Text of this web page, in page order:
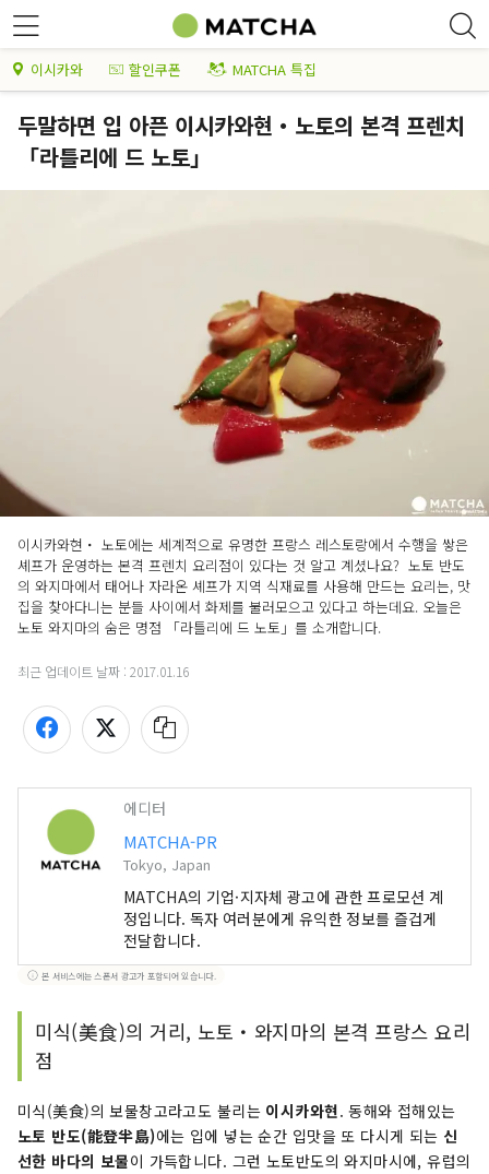
이시카와 할인쿠폰 MATCHA 특집
두말하면 입 아픈 이시카와현・노토의 본격 프렌치
「라틀리에 드 노토」
이시카와현・ 노토에는 세계적으로 유명한 프랑스 레스토랑에서 수행을 쌓은
셰프가 운영하는 본격 프렌치 요리점이 있다는 것 알고 계셨나요?  노토 반도
의 와지마에서 태어나 자라온 셰프가 지역 식재료를 사용해 만드는 요리는, 맛
집을 찾아다니는 분들 사이에서 화제를 불러모으고 있다고 하는데요. 오늘은
노토 와지마의 숨은 명점 「라틀리에 드 노토」를 소개합니다.
최근 업데이트 날짜 : 2017.01.16
에디터
MATCHA-PR
Tokyo, Japan
MATCHA의 기업·지자체 광고에 관한 프로모션 계
정입니다. 독자 여러분에게 유익한 정보를 즐겁게
전달합니다.
본 서비스에는 스폰서 광고가 포함되어 있습니다.
미식(美食)의 거리, 노토・와지마의 본격 프랑스 요리
점
미식(美食)의 보물창고라고도 불리는 이시카와현. 동해와 접해있는
노토 반도(能登半島)에는 입에 넣는 순간 입맛을 또 다시게 되는 신
선한 바다의 보물이 가득합니다. 그런 노토반도의 와지마시에, 유럽의